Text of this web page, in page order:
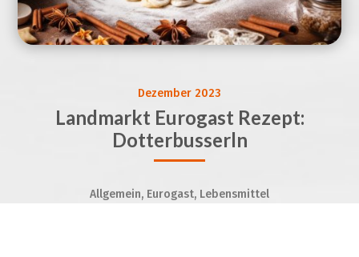
Dezember 2023
Landmarkt Eurogast Rezept:
Dotterbusserln
Allgemein, Eurogast, Lebensmittel